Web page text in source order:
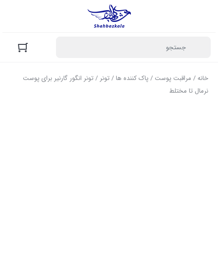
خانه/ مراقبت پوست /پاک کننده ها /تونر / تونر انگور گارنیر برای پوست
نرمال تا مختلط